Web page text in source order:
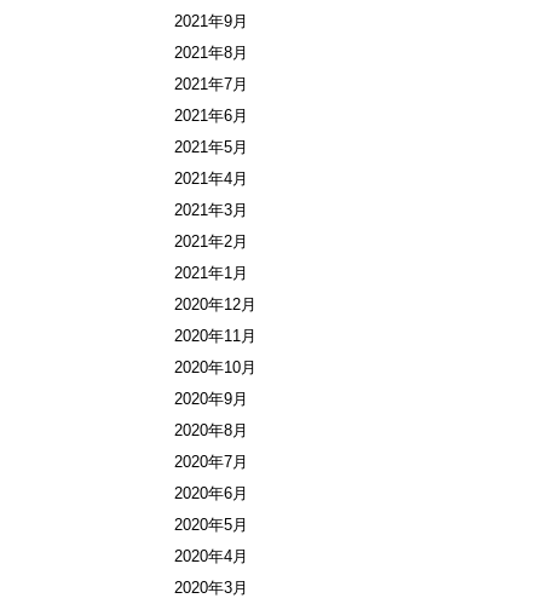
2021年9月
2021年8月
2021年7月
2021年6月
2021年5月
2021年4月
2021年3月
2021年2月
2021年1月
2020年12月
2020年11月
2020年10月
2020年9月
2020年8月
2020年7月
2020年6月
2020年5月
2020年4月
2020年3月